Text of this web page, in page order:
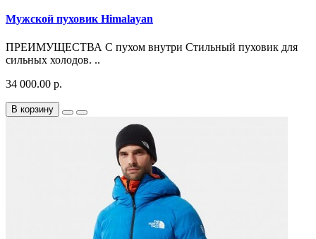
Мужской пуховик Himalayan
ПРЕИМУЩЕСТВА С пухом внутри Стильный пуховик для
сильных холодов. ..
34 000.00 р.
В корзину